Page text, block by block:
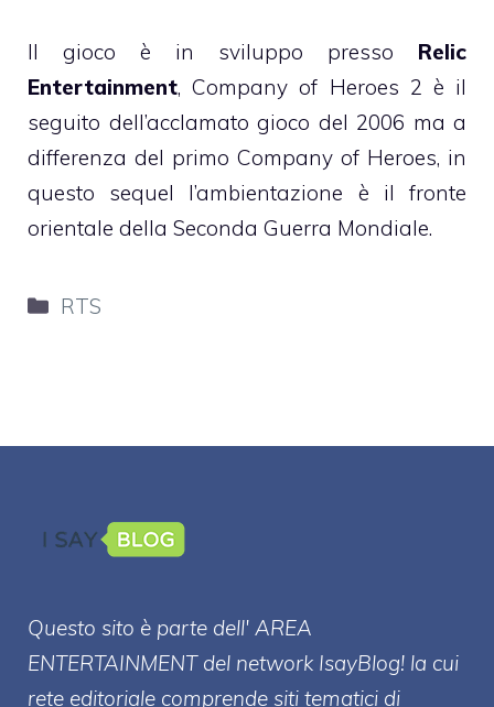
Il gioco è in sviluppo presso Relic
Entertainment, Company of Heroes 2 è il
seguito dell’acclamato gioco del 2006 ma a
differenza del primo Company of Heroes, in
questo sequel l’ambientazione è il fronte
orientale della Seconda Guerra Mondiale.
Categorie
RTS
Questo sito è parte dell' AREA
ENTERTAINMENT del network IsayBlog! la cui
rete editoriale comprende siti tematici di